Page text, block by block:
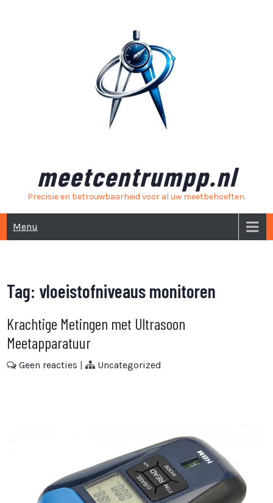
meetcentrumpp.nl
Precisie en betrouwbaarheid voor al uw meetbehoeften.
Menu
Tag: vloeistofniveaus monitoren
Krachtige Metingen met Ultrasoon
Meetapparatuur
Geen reacties | Uncategorized